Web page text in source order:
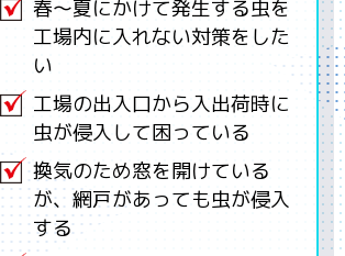
春～夏にかけて発生する虫を
工場内に入れない対策をした
い
工場の出入口から入出荷時に
虫が侵入して困っている
換気のため窓を開けている
が、網戸があっても虫が侵入
する